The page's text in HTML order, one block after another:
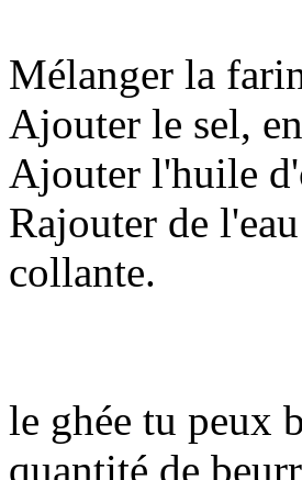
Mélanger la
Ajouter le sel,
Ajouter l'huile
Rajouter de
collante.
le ghée tu peux
quantité de